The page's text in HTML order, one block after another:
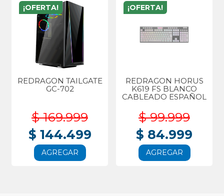
¡OFERTA!
REDRAGON TAILGATE
GC-702
$ 169.999
$ 144.499
AGREGAR
¡OFERTA!
REDRAGON HORUS
K619 FS BLANCO
CABLEADO ESPAÑOL
$ 99.999
$ 84.999
AGREGAR